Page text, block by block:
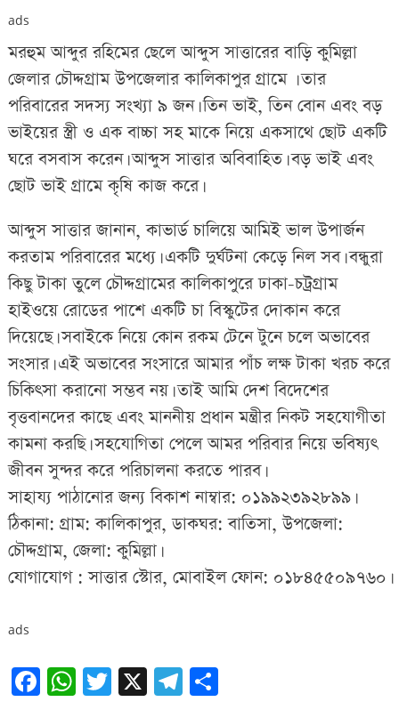
ads
মরহুম আব্দুর রহিমের ছেলে আব্দুস সাত্তারের বাড়ি কুমিল্লা
জেলার চৌদ্দগ্রাম উপজেলার কালিকাপুর গ্রামে । তার
পরিবারের সদস্য সংখ্যা ৯ জন। তিন ভাই, তিন বোন এবং বড়
ভাইয়ের স্ত্রী ও এক বাচ্চা সহ মাকে নিয়ে একসাথে ছোট একটি
ঘরে বসবাস করেন। আব্দুস সাত্তার অবিবাহিত। বড় ভাই এবং
ছোট ভাই গ্রামে কৃষি কাজ করে।
আব্দুস সাত্তার জানান, কাভার্ড চালিয়ে আমিই ভাল উপার্জন
করতাম পরিবারের মধ্যে। একটি দুর্ঘটনা কেড়ে নিল সব। বন্ধুরা
কিছু টাকা তুলে চৌদ্দগ্রামের কালিকাপুরে ঢাকা-চট্রগ্রাম
হাইওয়ে রোডের পাশে একটি চা বিস্কুটের দোকান করে
দিয়েছে। সবাইকে নিয়ে কোন রকম টেনে টুনে চলে অভাবের
সংসার। এই অভাবের সংসারে আমার পাঁচ লক্ষ টাকা খরচ করে
চিকিৎসা করানো সম্ভব নয়। তাই আমি দেশ বিদেশের
বৃত্তবানদের কাছে এবং মাননীয় প্রধান মন্ত্রীর নিকট সহযোগীতা
কামনা করছি। সহযোগিতা পেলে আমর পরিবার নিয়ে ভবিষ্যৎ
জীবন সুন্দর করে পরিচালনা করতে পারব।
সাহায্য পাঠানোর জন্য বিকাশ নাম্বার: ০১৯৯২৩৯২৮৯৯।
ঠিকানা: গ্রাম: কালিকাপুর, ডাকঘর: বাতিসা, উপজেলা:
চৌদ্দগ্রাম, জেলা: কুমিল্লা।
যোগাযোগ : সাত্তার স্টোর, মোবাইল ফোন: ০১৮৪৫৫০৯৭৬০।
ads
Facebook
WhatsApp
Twitter
X Telegram
Share